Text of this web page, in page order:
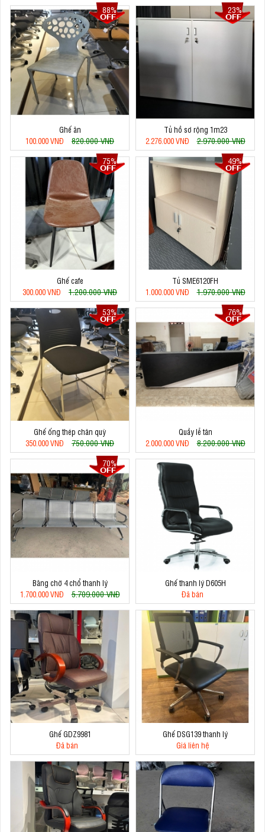
88%
Ghế ăn
100.000 VNĐ
820.000 VNĐ
23%
Tủ hồ sơ rộng 1m23
2.276.000 VNĐ
2.970.000 VNĐ
75%
Ghế cafe
300.000 VNĐ
1.200.000 VNĐ
49%
Tủ SME6120FH
1.000.000 VNĐ
1.970.000 VNĐ
53%
Ghế ống thép chân quỳ
350.000 VNĐ
750.000 VNĐ
76%
Quầy lễ tân
2.000.000 VNĐ
8.200.000 VNĐ
70%
Băng chờ 4 chổ thanh lý
1.700.000 VNĐ
5.709.000 VNĐ
Ghế thanh lý D605H
Đã bán
Ghế GDZ9981
Đã bán
Ghế DSG139 thanh lý
Giá liên hệ